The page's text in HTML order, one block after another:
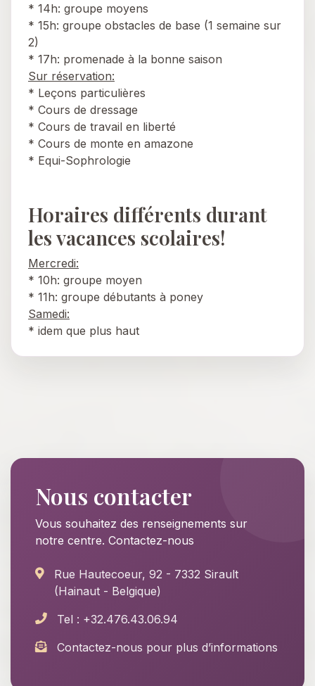
* 14h: groupe moyens
* 15h: groupe obstacles de base (1 semaine sur
2)
* 17h: promenade à la bonne saison
Sur réservation:
* Leçons particulières
* Cours de dressage
* Cours de travail en liberté
* Cours de monte en amazone
* Equi-Sophrologie
Horaires différents durant
les vacances scolaires!
Mercredi:
* 10h: groupe moyen
* 11h: groupe débutants à poney
Samedi:
* idem que plus haut
Nous contacter
Vous souhaitez des renseignements sur
notre centre. Contactez-nous
Rue Hautecoeur, 92 - 7332 Sirault
(Hainaut - Belgique)
Tel : +32.476.43.06.94
Contactez-nous pour plus d’informations